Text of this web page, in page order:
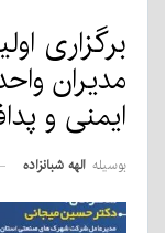
برگزاری
مدیران
ایمنی و
بوسیله الهه شبانزاده